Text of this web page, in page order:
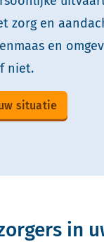
zorg en
en
niet.
situatie
in